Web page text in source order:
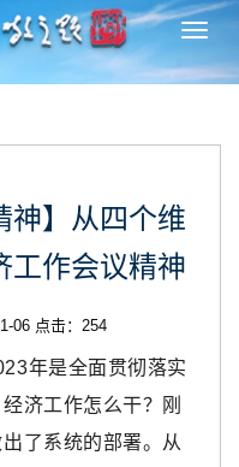
切
换
神】从四个维
工作会议精神
06 点击： 254
年是全面贯彻落实
济工作怎么干？刚
了系统的部署。从